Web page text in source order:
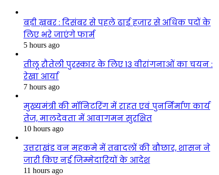
बड़ी ख़बर : दिसंबर से पहले ढाई हजार से अधिक पदों के
लिए भरे जाएंगे फार्म
5 hours ago
तीलू रौतेली पुरस्कार के लिए 13 वीरांगनाओं का चयन :
रेखा आर्या
7 hours ago
मुख्यमंत्री की मॉनिटरिंग में राहत एवं पुनर्निर्माण कार्य
तेज, मालदेवता में आवागमन सुरक्षित
10 hours ago
उत्तराखंड वन महकमे में तबादलों की बौछार, शासन ने
जारी किए नई जिम्मेदारियों के आदेश
11 hours ago